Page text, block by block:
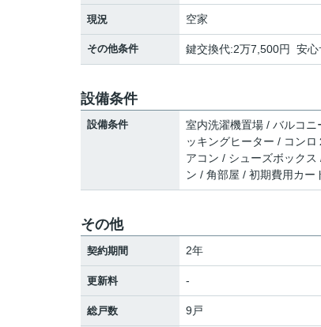
現況 空家
その他条件 鍵交換代:2万7,500円 安心
設備条件
設備条件
室内洗濯機置場 / バルコ
ッキングヒーター / コン
アコン / シューズボック
ン / 角部屋 / 初期費用カー
その他
契約期間 2年
更新料 -
総戸数 9戸